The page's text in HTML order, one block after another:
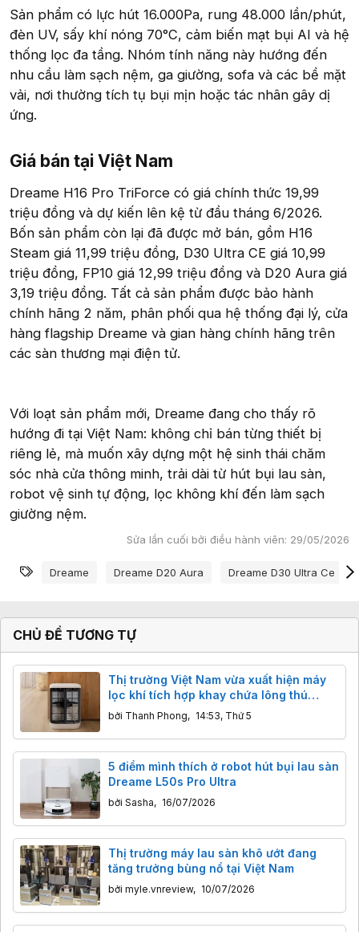
Sản phẩm có lực hút 16.000Pa, rung 48.000 lần/phút,
đèn UV, sấy khí nóng 70°C, cảm biến mạt bụi AI và hệ
thống lọc đa tầng. Nhóm tính năng này hướng đến
nhu cầu làm sạch nệm, ga giường, sofa và các bề mặt
vải, nơi thường tích tụ bụi mịn hoặc tác nhân gây dị
ứng.
Giá bán tại Việt Nam​
Dreame H16 Pro TriForce có giá chính thức 19,99
triệu đồng và dự kiến lên kệ từ đầu tháng 6/2026.
Bốn sản phẩm còn lại đã được mở bán, gồm H16
Steam giá 11,99 triệu đồng, D30 Ultra CE giá 10,99
triệu đồng, FP10 giá 12,99 triệu đồng và D20 Aura giá
3,19 triệu đồng. Tất cả sản phẩm được bảo hành
chính hãng 2 năm, phân phối qua hệ thống đại lý, cửa
hàng flagship Dreame và gian hàng chính hãng trên
các sàn thương mại điện tử.
Với loạt sản phẩm mới, Dreame đang cho thấy rõ
hướng đi tại Việt Nam: không chỉ bán từng thiết bị
riêng lẻ, mà muốn xây dựng một hệ sinh thái chăm
sóc nhà cửa thông minh, trải dài từ hút bụi lau sàn,
robot vệ sinh tự động, lọc không khí đến làm sạch
giường nệm.
Sửa lần cuối bởi điều hành viên: 29/05/2026
Từ khóa
Dreame Dreame D20 Aura Dreame D30 Ultra Ce
CHỦ ĐỀ TƯƠNG TỰ
Thị trường Việt Nam vừa xuất hiện máy
lọc khí tích hợp khay chứa lông thú
cưng
bởi Thanh Phong, 14:53, Thứ 5
5 điểm mình thích ở robot hút bụi lau sàn
Dreame L50s Pro Ultra
bởi Sasha, 16/07/2026
Thị trường máy lau sàn khô ướt đang
tăng trưởng bùng nổ tại Việt Nam
bởi myle.vnreview, 10/07/2026